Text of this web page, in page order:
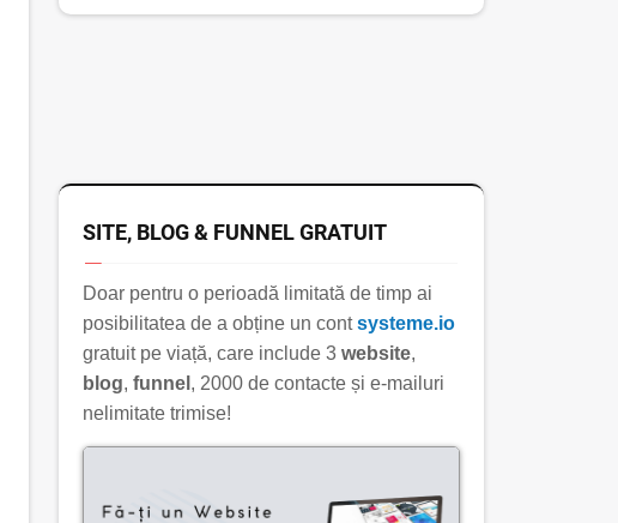
SITE, BLOG & FUNNEL GRATUIT
Doar pentru o perioadă limitată de timp ai
posibilitatea de a obține un contsysteme.io
gratuit pe viață, care include 3 website,
blog, funnel , 2000 de contacte și e-mailuri
nelimitate trimise!